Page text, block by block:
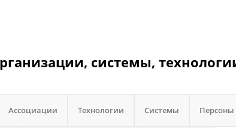
системы,
Ассоциации Технологии Системы Персоны